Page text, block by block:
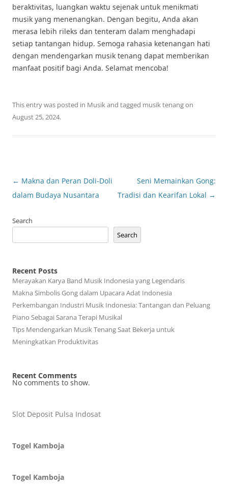
beraktivitas, luangkan waktu sejenak untuk menikmati
musik yang menenangkan. Dengan begitu, Anda akan
merasa lebih rileks dan tenteram dalam menghadapi
setiap tantangan hidup. Semoga rahasia ketenangan hati
dengan mendengarkan musik tenang dapat memberikan
manfaat positif bagi Anda. Selamat mencoba!
This entry was posted in Musikand tagged musik tenangon
August 25, 2024.
Post
navigation
← Makna dan Peran Doli-Doli
dalam Budaya Nusantara
Seni Memainkan Gong:
Tradisi dan Kearifan Lokal →
Search
Search
Recent Posts
Merayakan Karya Band Musik Indonesia yang Legendaris
Makna Simbolis Gong dalam Upacara Adat Indonesia
Perkembangan Industri Musik Indonesia: Tantangan dan Peluang
Piano Sebagai Sarana Terapi Musikal
Tips Mendengarkan Musik Tenang Saat Bekerja untuk
Meningkatkan Produktivitas
Recent Comments
No comments to show.
Slot Deposit Pulsa Indosat
Togel Kamboja
Togel Kamboja